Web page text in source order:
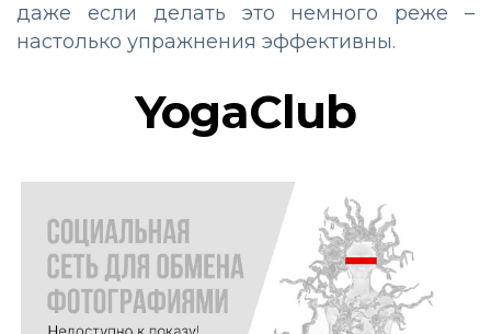
даже если делать это немного реже –
настолько упражнения эффективны.
YogaClub